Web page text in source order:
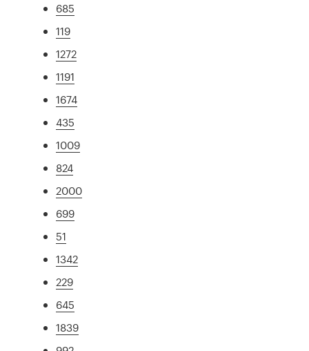
685
119
1272
1191
1674
435
1009
824
2000
699
51
1342
229
645
1839